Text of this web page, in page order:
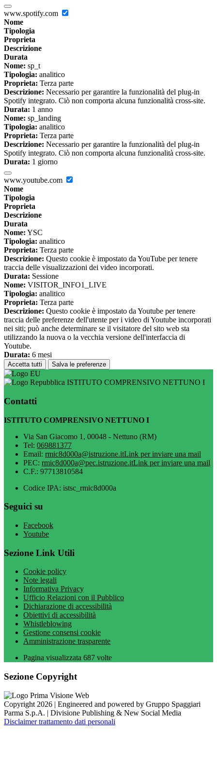
www.spotify.com
Nome
Tipologia
Proprieta
Descrizione
Durata
Nome: sp_t
Tipologia: analitico
Proprieta: Terza parte
Descrizione: Necessario per garantire la funzionalità del plug-in
Spotify integrato. Ciò non comporta alcuna funzionalità cross-site.
Durata: 1 anno
Nome: sp_landing
Tipologia: analitico
Proprieta: Terza parte
Descrizione: Necessario per garantire la funzionalità del plug-in
Spotify integrato. Ciò non comporta alcuna funzionalità cross-site.
Durata: 1 giorno
www.youtube.com
Nome
Tipologia
Proprieta
Descrizione
Durata
Nome: YSC
Tipologia: analitico
Proprieta: Terza parte
Descrizione: Questo cookie è impostato da YouTube per tenere
traccia delle visualizzazioni dei video incorporati.
Durata: Sessione
Nome: VISITOR_INFO1_LIVE
Tipologia: analitico
Proprieta: Terza parte
Descrizione: Questo cookie è impostato da Youtube per tenere
traccia delle preferenze dell'utente per i video di Youtube incorporati
nei siti; può anche determinare se il visitatore del sito web sta
utilizzando la nuova o la vecchia versione dell'interfaccia di
Youtube.
Durata: 6 mesi
Accetta tutti Salva le preferenze
ISTITUTO COMPRENSIVO NETTUNO I
Contatti
ISTITUTO COMPRENSIVO NETTUNO I
Via San Giacomo 1, 00048 - Nettuno (RM)
Tel: 069881377
Email: rmic8d000a@istruzione.itLink per inviare una mail
PEC: rmic8d000a@pec.istruzione.itLink per inviare una mail
C.F.: 97713810584
Codice IPA: istsc_rmic8d000a
Seguici su
Facebook
Youtube
Sezione Link Utili
Cookie policy
Note legali
Informativa Privacy
Ufficio Relazioni con il Pubblico
Dichiarazione di accessibilità
Obiettivi di accessibilità
Whistleblowing
Gestione consensi cookie
Amministrazione trasparente
Pagina visualizzata 687 volte
Sezione Copyright
Copyright 2026 | Engineered and powered by Gruppo Spaggiari
Parma S.p.A. | Divisione Publishing & New Social Media
Disclaimer trattamento dati personali